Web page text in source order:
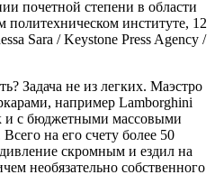
почетной степени в области
институте, 12
Sara / Keystone Press Agency /
Задача не из легких. Маэстро
например Lamborghini
и с бюджетными массовыми
на его счету более 50
скромным и ездил на
необязательно собственного